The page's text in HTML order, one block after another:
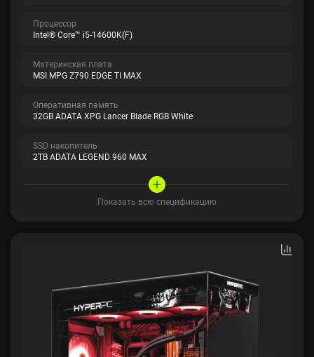
Процессор
Intel® Core™ i5-14600K(F)
Материнская плата
MSI MPG Z790 EDGE TI MAX
Оперативная память
32GB ADATA XPG Lancer Blade RGB White
SSD накопитель
2TB ADATA LEGEND 960 MAX
Показать всю спецификацию